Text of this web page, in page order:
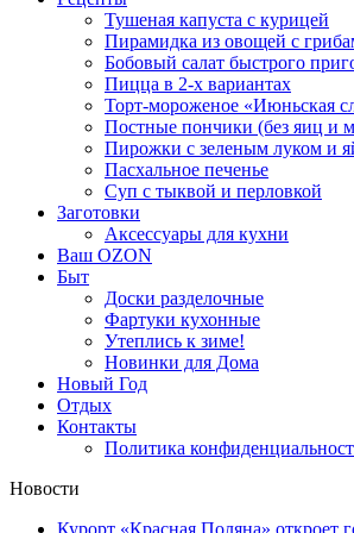
Тушеная капуста с курицей
Пирамидка из овощей с
Бобовый салат быстрого
Пицца в 2-х вариантах
Торт-мороженое «Июньская
Постные пончики (без яиц и
Пирожки с зеленым луком и
Пасхальное печенье
Суп с тыквой и перловкой
Заготовки
Аксессуары для кухни
Ваш OZON
Быт
Доски разделочные
Фартуки кухонные
Утеплись к зиме!
Новинки для Дома
Новый Год
Отдых
Контакты
Политика
Новости
Курорт «Красная Поляна» откроет